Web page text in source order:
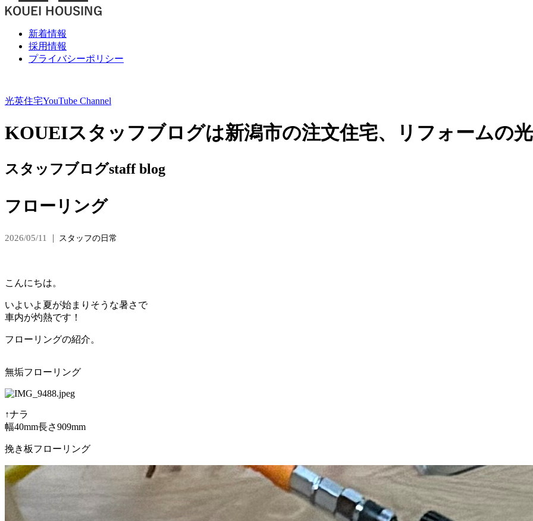
新着情報
採用情報
プライバシーポリシー
光英住宅YouTube Channel
KOUEIスタッフブログは新潟市の注文住宅、リフォームの
スタッフブログstaff blog
フローリング
2026/05/11 スタッフの日常
こんにちは。
いよいよ夏が始まりそうな暑さで
車内が灼熱です！
フローリングの紹介。
無垢フローリング
↑ナラ
幅40mm長さ909mm
挽き板フローリング